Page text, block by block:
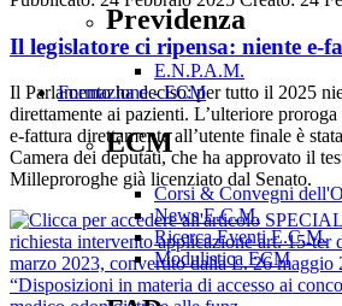
Previdenza
E.N.P.A.M.
Formazione - ECM
ECM
Corsi & Convegni
News E.C.M.
Ricerca Eventi E.C.M.
Modulistica ECM
Il legislatore ci ripensa: niente e-
Il Parlamento ha deciso: per tutto il 2025
direttamente ai pazienti. L’ulteriore
e-fattura direttamente all’utente finale è
Camera dei deputati, che ha approvato il
Milleproroghe già licenziato dal Senato.